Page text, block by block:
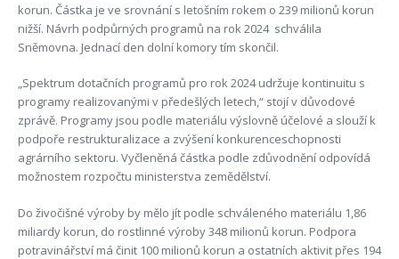
korun. Částka je ve srovnání s letošním rokem o 239 milionů korun
nižší. Návrh podpůrných programů na rok 2024 schválila
Sněmovna. Jednací den dolní komory tím skončil.
„Spektrum dotačních programů pro rok 2024 udržuje kontinuitu s
programy realizovanými v předešlých letech,“ stojí v důvodové
zprávě. Programy jsou podle materiálu výslovně účelové a slouží k
podpoře restrukturalizace a zvýšení konkurenceschopnosti
agrárního sektoru. Vyčleněná částka podle zdůvodnění odpovídá
možnostem rozpočtu ministerstva zemědělství.
Do živočišné výroby by mělo jít podle schváleného materiálu 1,86
miliardy korun, do rostlinné výroby 348 milionů korun. Podpora
potravinářství má činit 100 milionů korun a ostatních aktivit přes 194